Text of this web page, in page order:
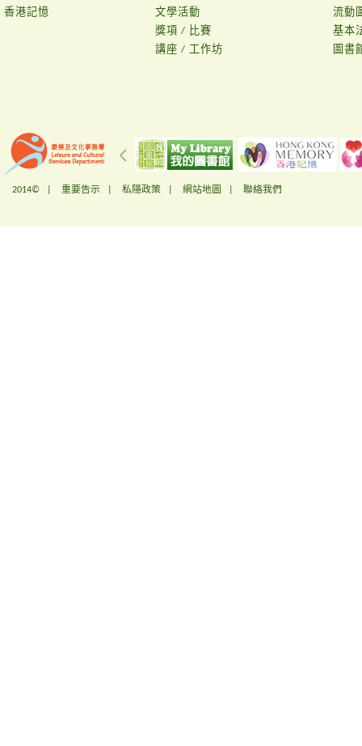
香港記憶
文學活動
獎項 / 比賽
講座 / 工作坊
流動
基本
圖書
2014© | 重要告示 私隱政策 網站地圖 聯絡我們